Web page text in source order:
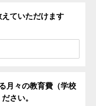
ていただけます
月々の教育費（学校
さい。